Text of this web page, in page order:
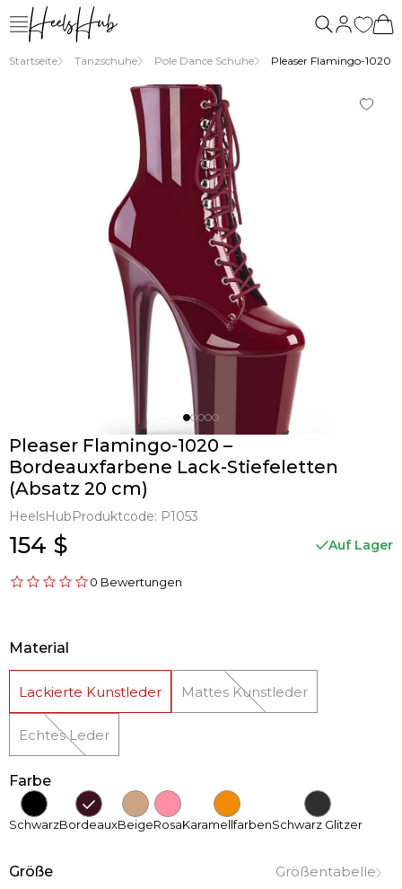
Startseite Tanzschuhe Pole Dance Schuhe Pleaser Flamingo-1020
Pleaser Flamingo-1020 –
Bordeauxfarbene Lack-Stiefeletten
(Absatz 20 cm)
HeelsHubProduktcode: P1053
154 $ Auf Lager
0 Bewertungen
Material
Lackierte Kunstleder Mattes Kunstleder
Echtes Leder
Farbe
SchwarzBordeauxBeigeRosaKaramellfarbenSchwarz Glitzer
Größe Größentabelle